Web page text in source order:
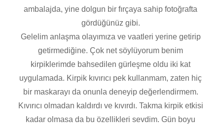
ambalajda, yine dolgun bir fırçaya sahip fotoğrafta
gördüğünüz gibi.
Gelelim anlaşma olayımıza ve vaatleri yerine getirip
getirmediğine. Çok net söylüyorum benim
kirpiklerimde bahsedilen gürleşme oldu iki kat
uygulamada. Kirpik kıvırıcı pek kullanmam, zaten hiç
bir maskarayı da onunla deneyip değerlendirmem.
Kıvırıcı olmadan kaldırdı ve kıvırdı. Takma kirpik etkisi
kadar olmasa da bu özellikleri sevdim. Gün boyu